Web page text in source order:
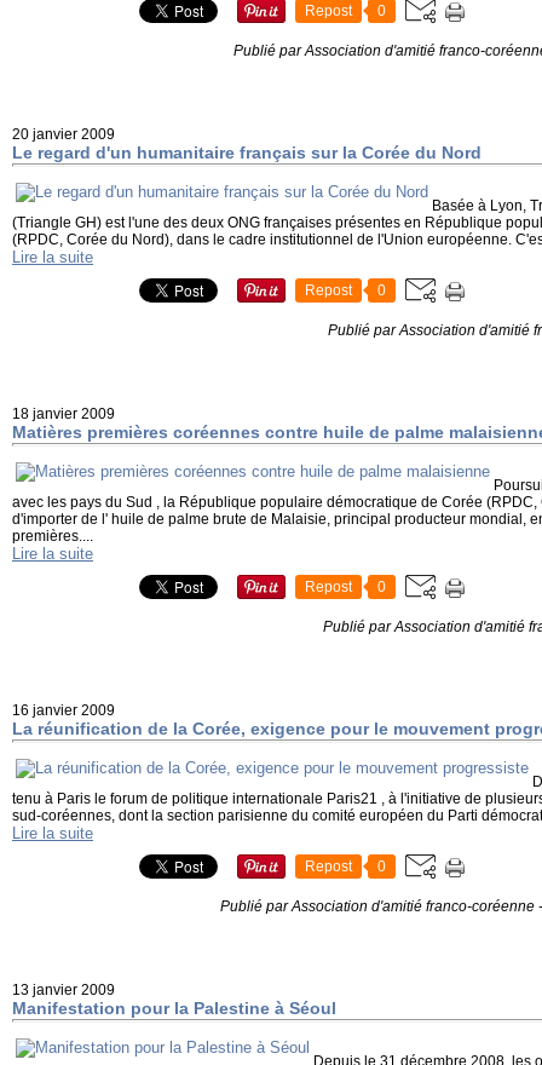
Repost 0
Publié par Association d'amitié franco-
20 janvier 2009
Le regard d'un humanitaire français sur la Corée du Nord
Basée à Lyon,
(Triangle GH) est l'une des deux ONG françaises présentes en République
(RPDC, Corée du Nord), dans le cadre institutionnel de l'Union européenne.
Lire la suite
Repost 0
Publié par Association d'amitié
18 janvier 2009
Matières premières coréennes contre huile de palme
avec les pays du Sud , la République populaire démocratique de Corée
d'importer de l' huile de palme brute de Malaisie, principal producteur mondial,
premières....
Lire la suite
Repost 0
Publié par Association d'amitié
16 janvier 2009
La réunification de la Corée, exigence pour le mouvement
tenu à Paris le forum de politique internationale Paris21 , à l'initiative de
sud-coréennes, dont la section parisienne du comité européen du Parti
Lire la suite
Repost 0
Publié par Association d'amitié franco-coréenne -
13 janvier 2009
Manifestation pour la Palestine à Séoul
Depuis le 31 décembre 2008, les